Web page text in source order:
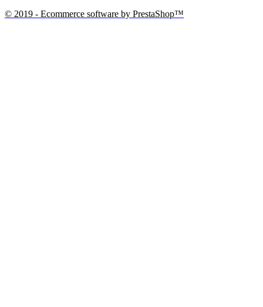
© 2019 - Ecommerce software by PrestaShop™